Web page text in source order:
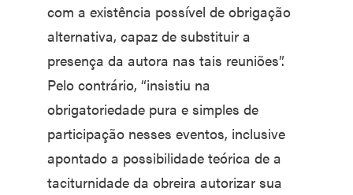
com a existência possível de obrigação
alternativa, capaz de substituir a
presença da autora nas tais reuniões”.
Pelo contrário, “insistiu na
obrigatoriedade pura e simples de
participação nesses eventos, inclusive
apontado a possibilidade teórica de a
taciturnidade da obreira autorizar sua